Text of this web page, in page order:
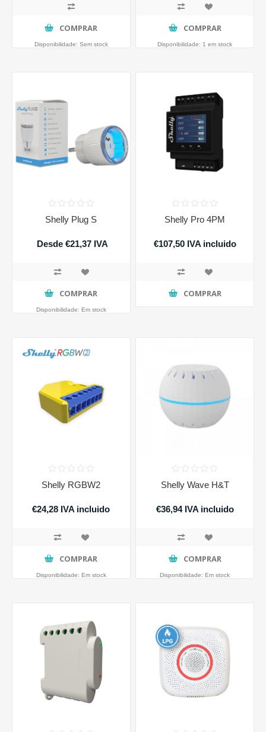
COMPRAR
Disponibilidade: Sem stock
COMPRAR
Disponibilidade: 1 em stock
Shelly Plug S
Desde €21,37 IVA
COMPRAR
Disponibilidade: Em stock
Shelly Pro 4PM
€107,50 IVA incluido
COMPRAR
Shelly RGBW2
€24,28 IVA incluido
COMPRAR
Disponibilidade: Em stock
Shelly Wave H&T
€36,94 IVA incluido
COMPRAR
Disponibilidade: Em stock